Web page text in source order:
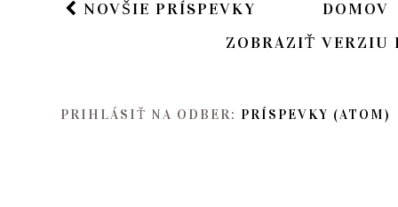
NOVŠIE PRÍSPEVKY
DOMOV
ZOBRAZIŤ VERZIU
PRIHLÁSIŤ NA ODBER: PRÍSPEVKY (ATOM)